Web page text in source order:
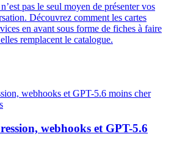
pas le seul moyen de présenter vos
Découvrez comment les cartes
en avant sous forme de fiches à faire
remplacent le catalogue.
webhooks et GPT-5.6